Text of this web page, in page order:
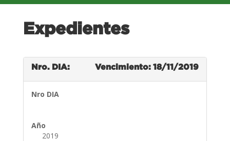
Expedientes
Nro. DIA: Vencimiento: 18/11/2019
Nro DIA
Año
2019